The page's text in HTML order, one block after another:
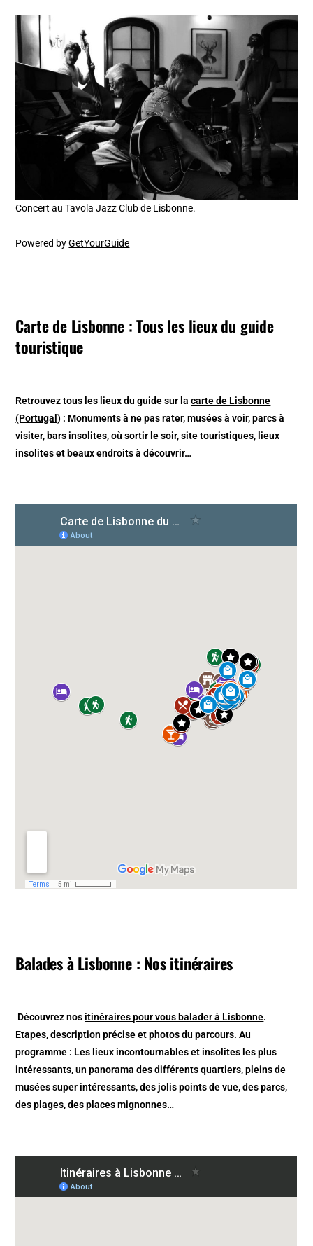
Concert au Tavola Jazz Club de Lisbonne.
Powered byGetYourGuide
Carte de Lisbonne : Tous les lieux du guide
touristique
Retrouvez tous les lieux du guide sur lacarte de Lisbonne
(Portugal) : Monuments à ne pas rater, musées à voir, parcs à
visiter, bars insolites, où sortir le soir, site touristiques, lieux
insolites et beaux endroits à découvrir…
Balades à Lisbonne : Nos itinéraires
Découvrez nos itinéraires pour vous balader à Lisbonne.
Etapes, description précise et photos du parcours. Au
programme : Les lieux incontournables et insolites les plus
intéressants, un panorama des différents quartiers, pleins de
musées super intéressants, des jolis points de vue, des parcs,
des plages, des places mignonnes…